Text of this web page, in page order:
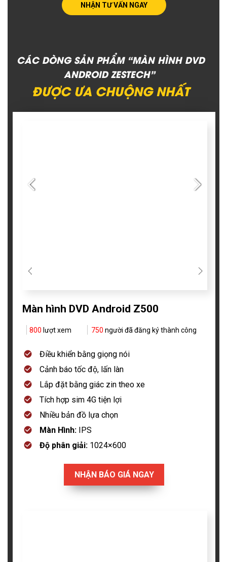
NHẬN TƯ VẤN NGAY
CÁC DÒNG SẢN PHẨM “MÀN HÌNH DVD
ANDROID ZESTECH”
ĐƯỢC ƯA CHUỘNG NHẤT
Màn hình DVD Android Z500
750người đã đăng ký thành công
800 lượt xem
Điều khiển bằng giọng nói
Cảnh báo tốc độ, lấn làn
Lắp đặt bằng giác zin theo xe
Tích hợp sim 4G tiện lợi
Nhiều bản đồ lựa chọn
Màn Hình:IPS
Độ phân giải: 1024×600
NHẬN BÁO GIÁ NGAY